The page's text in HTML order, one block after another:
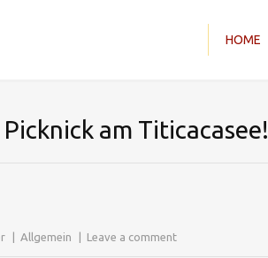
HOME
am Titicacasee!
Allgemein Leave a comment